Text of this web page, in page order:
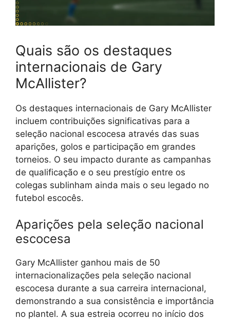
Quais são os destaques
internacionais de Gary
McAllister?
Os destaques internacionais de Gary McAllister
incluem contribuições significativas para a
seleção nacional escocesa através das suas
aparições, golos e participação em grandes
torneios. O seu impacto durante as campanhas
de qualificação e o seu prestígio entre os
colegas sublinham ainda mais o seu legado no
futebol escocês.
Aparições pela seleção nacional
escocesa
Gary McAllister ganhou mais de 50
internacionalizações pela seleção nacional
escocesa durante a sua carreira internacional,
demonstrando a sua consistência e importância
no plantel. A sua estreia ocorreu no início dos